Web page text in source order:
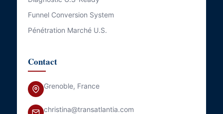
Funnel Conversion System
Pénétration Marché U.S.
Contact
Grenoble, France
christina@transatlantia.com